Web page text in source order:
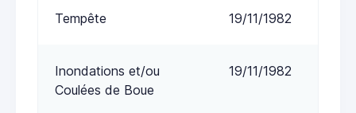
Tempête 19/11/1982
Inondations et/ou
Coulées de Boue
19/11/1982